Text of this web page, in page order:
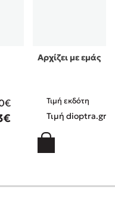
Αρχίζει με εμάς
Τιμή εκδότη
Τιμή dioptra.gr